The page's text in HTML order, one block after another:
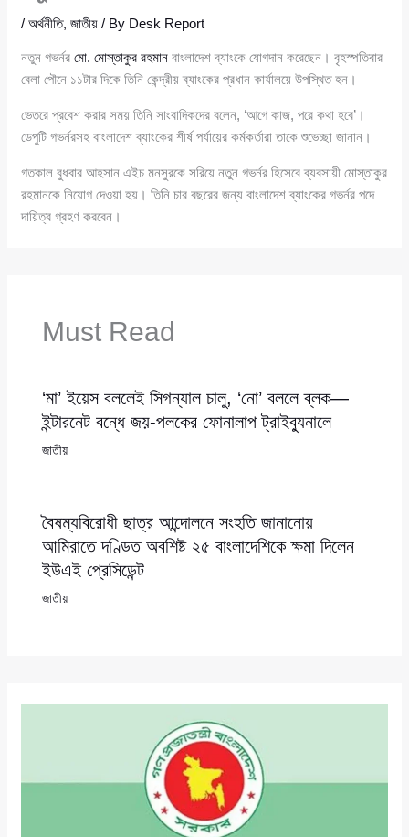
/অর্থনীতি,জাতীয় / By Desk Report
নতুন গভর্নরমো. মোস্তাকুর রহমান বাংলাদেশ ব্যাংকে যোগদান করেছেন। বৃহস্পতিবার
বেলা পৌনে ১১টার দিকে তিনি কেন্দ্রীয় ব্যাংকের প্রধান কার্যালয়ে উপস্থিত হন।
ভেতরে প্রবেশ করার সময় তিনি সাংবাদিকদের বলেন, ‘আগে কাজ, পরে কথা হবে’।
ডেপুটি গভর্নরসহ বাংলাদেশ ব্যাংকের শীর্ষ পর্যায়ের কর্মকর্তারা তাকে শুভেচ্ছা জানান।
গতকাল বুধবার আহসান এইচ মনসুরকে সরিয়ে নতুন গভর্নর হিসেবে ব্যবসায়ী মোস্তাকুর
রহমানকে নিয়োগ দেওয়া হয়। তিনি চার বছরের জন্য বাংলাদেশ ব্যাংকের গভর্নর পদে
দায়িত্ব গ্রহণ করবেন।
Must Read
‘মা’ ইয়েস বললেই সিগন্যাল চালু, ‘নো’ বললে ব্লক—
ইন্টারনেট বন্ধে জয়-পলকের ফোনালাপ ট্রাইব্যুনালে
জাতীয়
বৈষম্যবিরোধী ছাত্র আন্দোলনে সংহতি জানানোয়
আমিরাতে দণ্ডিত অবশিষ্ট ২৫ বাংলাদেশিকে ক্ষমা দিলেন
ইউএই প্রেসিডেন্ট
জাতীয়